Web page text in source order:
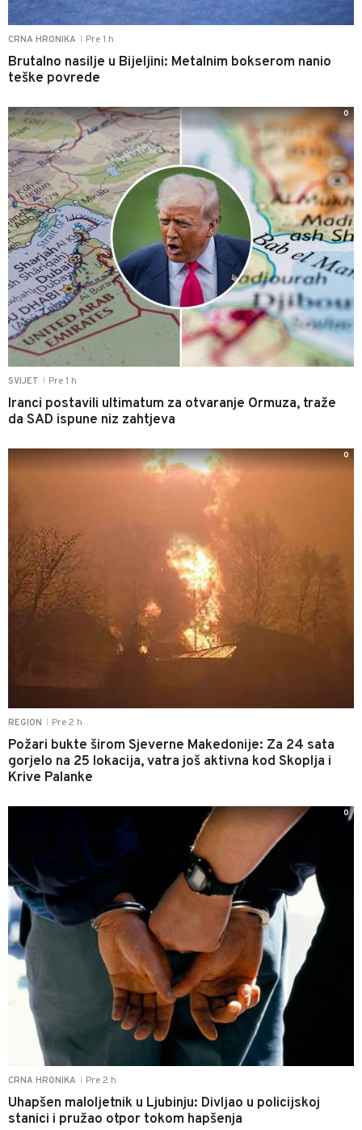
CRNA HRONIKA Pre 1 h
Brutalno nasilje u Bijeljini: Metalnim bokserom nanio
teške povrede
SVIJET Pre 1 h
Iranci postavili ultimatum za otvaranje Ormuza, traže
da SAD ispune niz zahtjeva
0
REGION Pre 2 h
Požari bukte širom Sjeverne Makedonije: Za 24 sata
gorjelo na 25 lokacija, vatra još aktivna kod Skoplja i
Krive Palanke
0
CRNA HRONIKA Pre 2 h
Uhapšen maloljetnik u Ljubinju: Divljao u policijskoj
stanici i pružao otpor tokom hapšenja
0